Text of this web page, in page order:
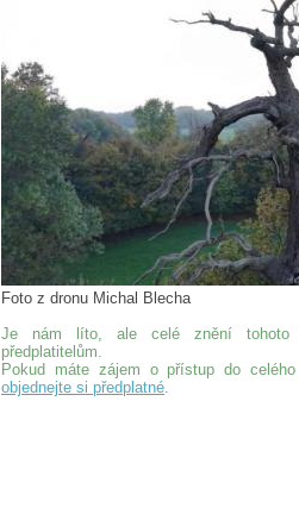
Foto z dronu Michal Blecha
Je nám líto, ale celé znění tohoto
předplatitelům.
Pokud máte zájem o přístup do
objednejte si předplatné.